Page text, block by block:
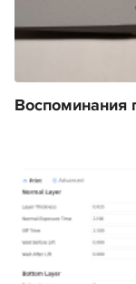
Воспоминания